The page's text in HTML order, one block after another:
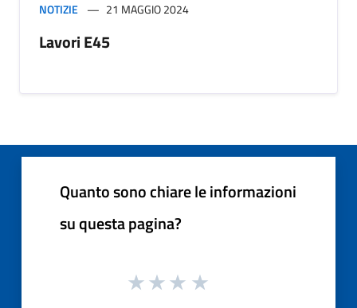
NOTIZIE 21 MAGGIO 2024
Lavori E45
Quanto sono chiare le informazioni
su questa pagina?